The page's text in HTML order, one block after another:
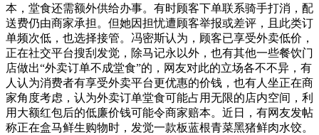
本，堂食还需额外供给办事。有时顾客下单联系骑手打消，配
送费仍由商家承担。但她因担忧遭顾客举报或差评，且此类订
单频次低，也选择接管。冯密斯认为，顾客已享受外卖低价，
正在社交平台搜刮发觉，除马记永以外，也有其他一些餐饮门
店做出“外卖订单不成堂食”的，网友对此的立场各不不异，有
人认为消费者有享受外卖平台更优惠的价钱，也有人坐正在商
家角度考虑，认为外卖订单堂食可能占用无限的店内空间，利
用大额红包后的低廉价钱可能令商家赔本。近日，有网友发帖
称正在盒马鲜生购物时，发觉一款板蓝根青菜黑猪鲜肉水饺。